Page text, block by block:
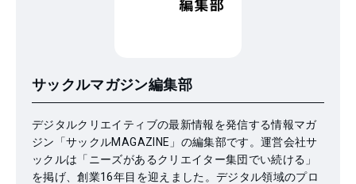
サックルマガジン編集部
デジタルクリエイティブの最新情報を発信する情報マガ
ジン「サックルMAGAZINE」の編集部です。運営会社サ
ックルは「ニーズがあるクリエイター集団でい続ける」
を掲げ、創業16年目を迎えました。デジタル領域のプロ